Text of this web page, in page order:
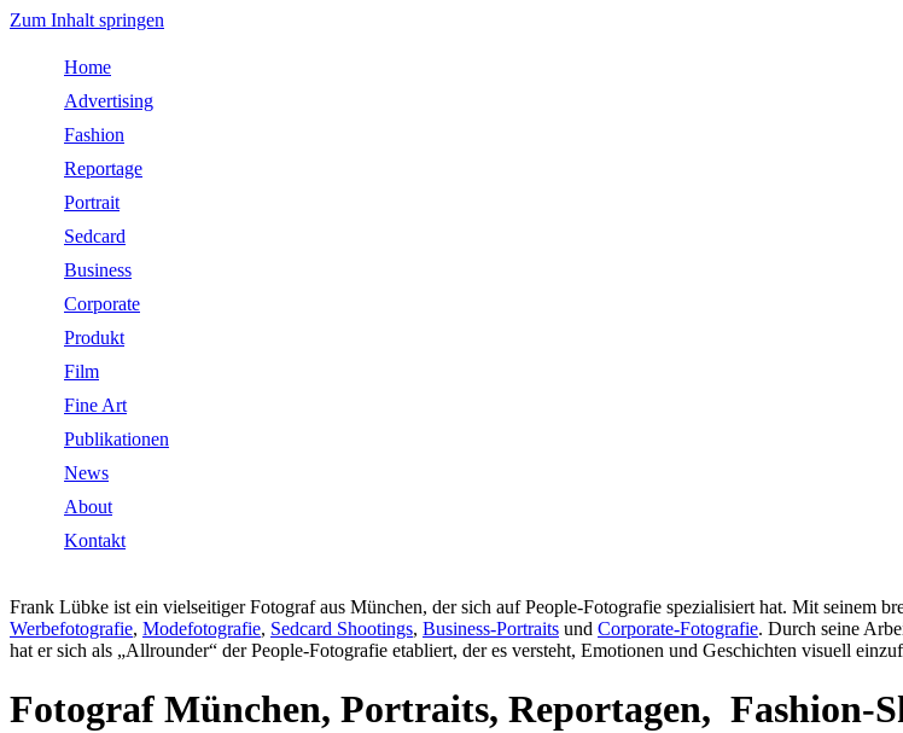
Zum Inhalt springen
Home
Advertising
Fashion
Reportage
Portrait
Sedcard
Business
Corporate
Produkt
Film
Fine Art
Publikationen
News
About
Kontakt
Frank Lübke ist ein vielseitiger Fotograf aus München, der sich auf People-Fotografie spezialisiert hat. Mit seinem
Werbefotografie, Modefotografie, Sedcard Shootings, Business-Portraits und Corporate-Fotografie. Durch seine
hat er sich als „Allrounder“ der People-Fotografie etabliert, der es versteht, Emotionen und Geschichten visuell
Fotograf München, Portraits, Reportagen, Fashion-